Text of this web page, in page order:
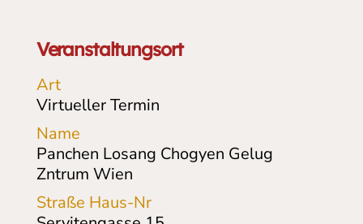
Veranstaltungsort
Art
Virtueller Termin
Name
Panchen Losang Chogyen Gelug
Zntrum Wien
Straße Haus-Nr